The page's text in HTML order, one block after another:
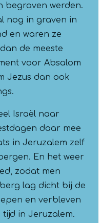
begraven werden.
nog in graven in
en waren ze
de meeste
voor Absalom
Jezus dan ook
Israël naar
daar mee
in Jeruzalem zelf
En het weer
zodat men
lag dicht bij de
en verbleven
in Jeruzalem.